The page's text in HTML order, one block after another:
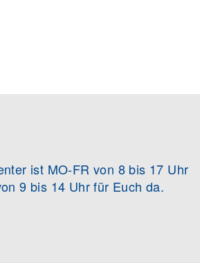
ist MO-FR von 8 bis 17 Uhr
9 bis 14 Uhr für Euch da.